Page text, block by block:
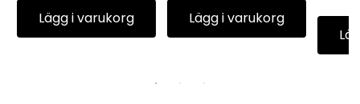
Lägg i varukorg Lägg i varukorg